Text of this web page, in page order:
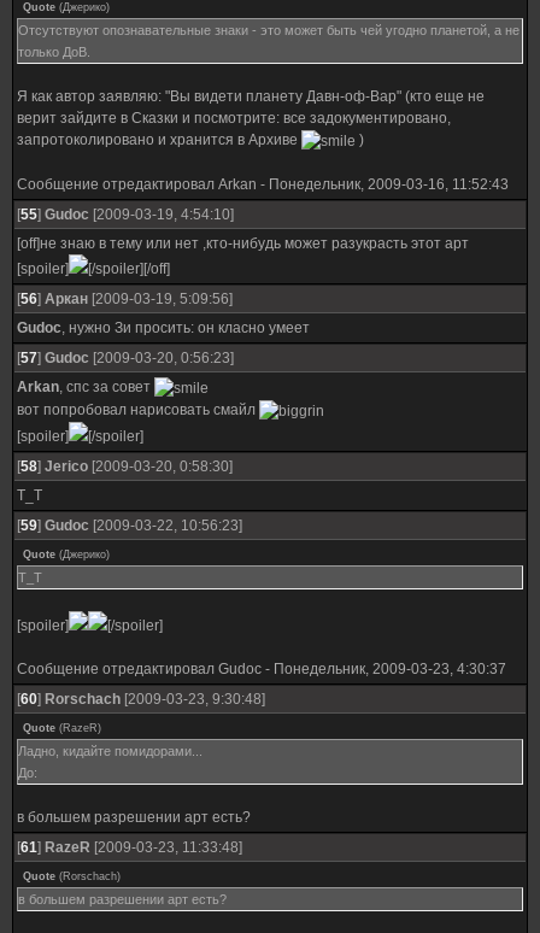
Quote (Джерико)
Отсутствуют опознавательные знаки - это может быть чей угодно планетой, а не
только ДоВ.
Я как автор заявляю: "Вы видети планету Давн-оф-Вар" (кто еще не
верит зайдите в Сказки и посмотрите: все задокументировано,
запротоколировано и хранится в Архиве
)
Сообщение отредактировал Arkan - Понедельник, 2009-03-16, 11:52:43
[55] Gudoc [2009-03-19, 4:54:10]
[off]не знаю в тему или нет ,кто-нибудь может разукрасть этот арт
[spoiler]
[/spoiler][/off]
[56] Аркан [2009-03-19, 5:09:56]
Gudoc, нужно Зи просить: он класно умеет
[57] Gudoc [2009-03-20, 0:56:23]
Arkan, спс за совет
вот попробовал нарисовать смайл
[spoiler]
[/spoiler]
[58] Jerico [2009-03-20, 0:58:30]
T_T
[59] Gudoc [2009-03-22, 10:56:23]
Quote (Джерико)
T_T
[spoiler] [/spoiler]
Сообщение отредактировал Gudoc - Понедельник, 2009-03-23, 4:30:37
[60] Rorschach [2009-03-23, 9:30:48]
Quote (RazeR)
Ладно, кидайте помидорами...
До:
в большем разрешении арт есть?
[61] RazeR [2009-03-23, 11:33:48]
Quote (Rorschach)
в большем разрешении арт есть?